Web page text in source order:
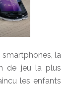
smartphones, la
de jeu la plus
les enfants